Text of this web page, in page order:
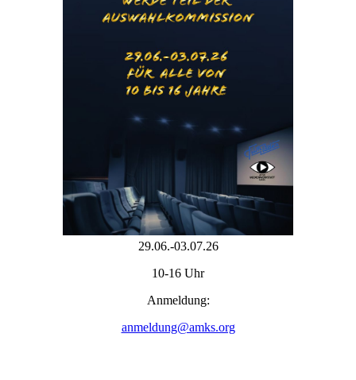
29.06.-03.07.26
10-16 Uhr
Anmeldung:
anmeldung@amks.org